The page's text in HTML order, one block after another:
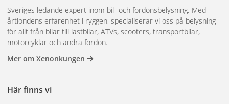
fordonets utseende, med flexibla installationsalternativ som
möjliggör en anpassad montering.
Avancerad vit LED-teknik för kraftfull och energieffektiv
fordonstyper
Sveriges ledande expert inom bil- och fordonsbelysning. Med
årtiondens erfarenhet i ryggen, specialiserar vi oss på belysning
för allt från bilar till lastbilar, ATVs, scooters, transportbilar,
motorcyklar och andra fordon.
Mer om Xenonkungen
Här finns vi